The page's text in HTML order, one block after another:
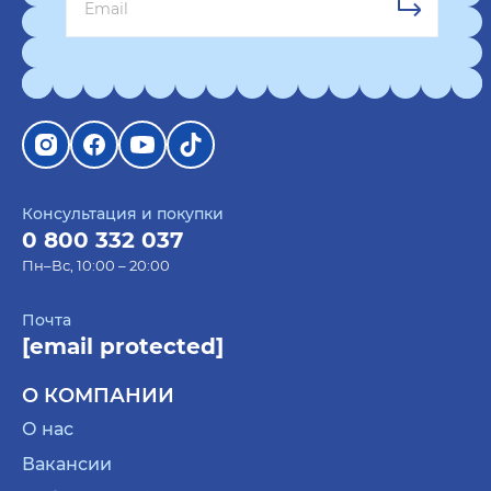
период ретроградного Меркурия? Тогда
преподнести ей сюрприз в виде карт, которые
скептически относятся к такому увлечению,
начнут сбываться.
Подушка с уникальным принтом.
годовщинубудет очень уместным. Подруга
сможет засыпать на мягкой подушке и
вспоминать о том, кто ее подарил. Это очень
интересным дополнением интерьера.
Свечи. Таких изделий никогда не бывает
много. Они служат отличным украшением
свечи в стеклянных емкостях.
Консультация и покупки
0 800 332 037
Пн–Вс, 10:00 – 20:00
Почта
[email protected]
О КОМПАНИИ
О нас
Вакансии